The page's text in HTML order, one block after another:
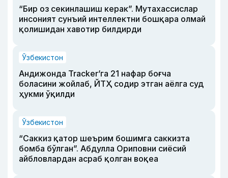
“Бир оз секинлашиш керак”. Мутахассислар
инсоният сунъий интеллектни бошқара олмай
қолишидан хавотир билдирди
Ўзбекистон
Андижонда Tracker’га 21 нафар боғча
боласини жойлаб, ЙТҲ содир этган аёлга суд
ҳукми ўқилди
Ўзбекистон
“Саккиз қатор шеърим бошимга саккизта
бомба бўлган”. Абдулла Ориповни сиёсий
айбловлардан асраб қолган воқеа